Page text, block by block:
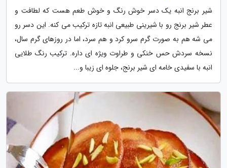
شیر برنج انبه یک دسر خوش رنگ و خوش طعم هست که لطافت و
عطر شیر برنج رو با شیرینی طبیعی انبه تازه ترکیب می کنه. این دسر رو
می شه هم به صورت گرم سرو کرد و هم سرد، اما در روزهای گرم سال،
نسخه سردش حس خنکی و طراوت ویژه ای داره. ترکیب رنگ طلایی
انبه با سفیدی خامه ای شیر برنج، جلوه ای زیبا و...